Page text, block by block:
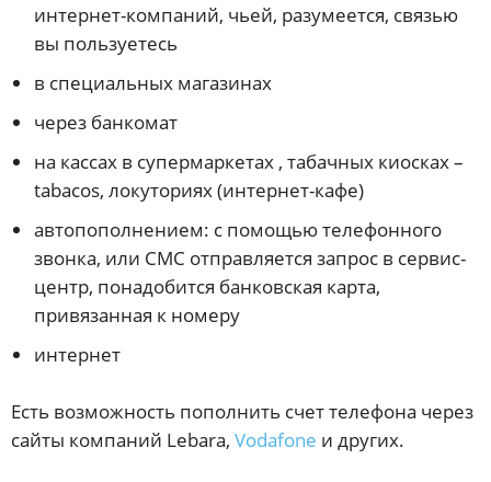
интернет-компаний, чьей, разумеется, связью
вы пользуетесь
в специальных магазинах
через банкомат
на кассах в супермаркетах , табачных киосках –
tabacos, локуториях (интернет-кафе)
автопополнением: с помощью телефонного
звонка, или СМС отправляется запрос в сервис-
центр, понадобится банковская карта,
привязанная к номеру
интернет
Есть возможность пополнить счет телефона через
сайты компаний Lebara, Vodafone и других.